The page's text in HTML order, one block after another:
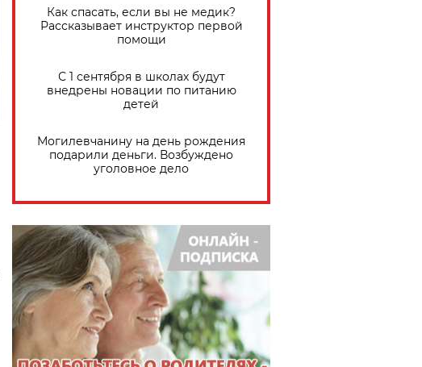
Как спасать, если вы не медик?
Рассказывает инструктор первой
помощи
С 1 сентября в школах будут
внедрены новации по питанию
детей
Могилевчанину на день рождения
подарили деньги. Возбуждено
уголовное дело